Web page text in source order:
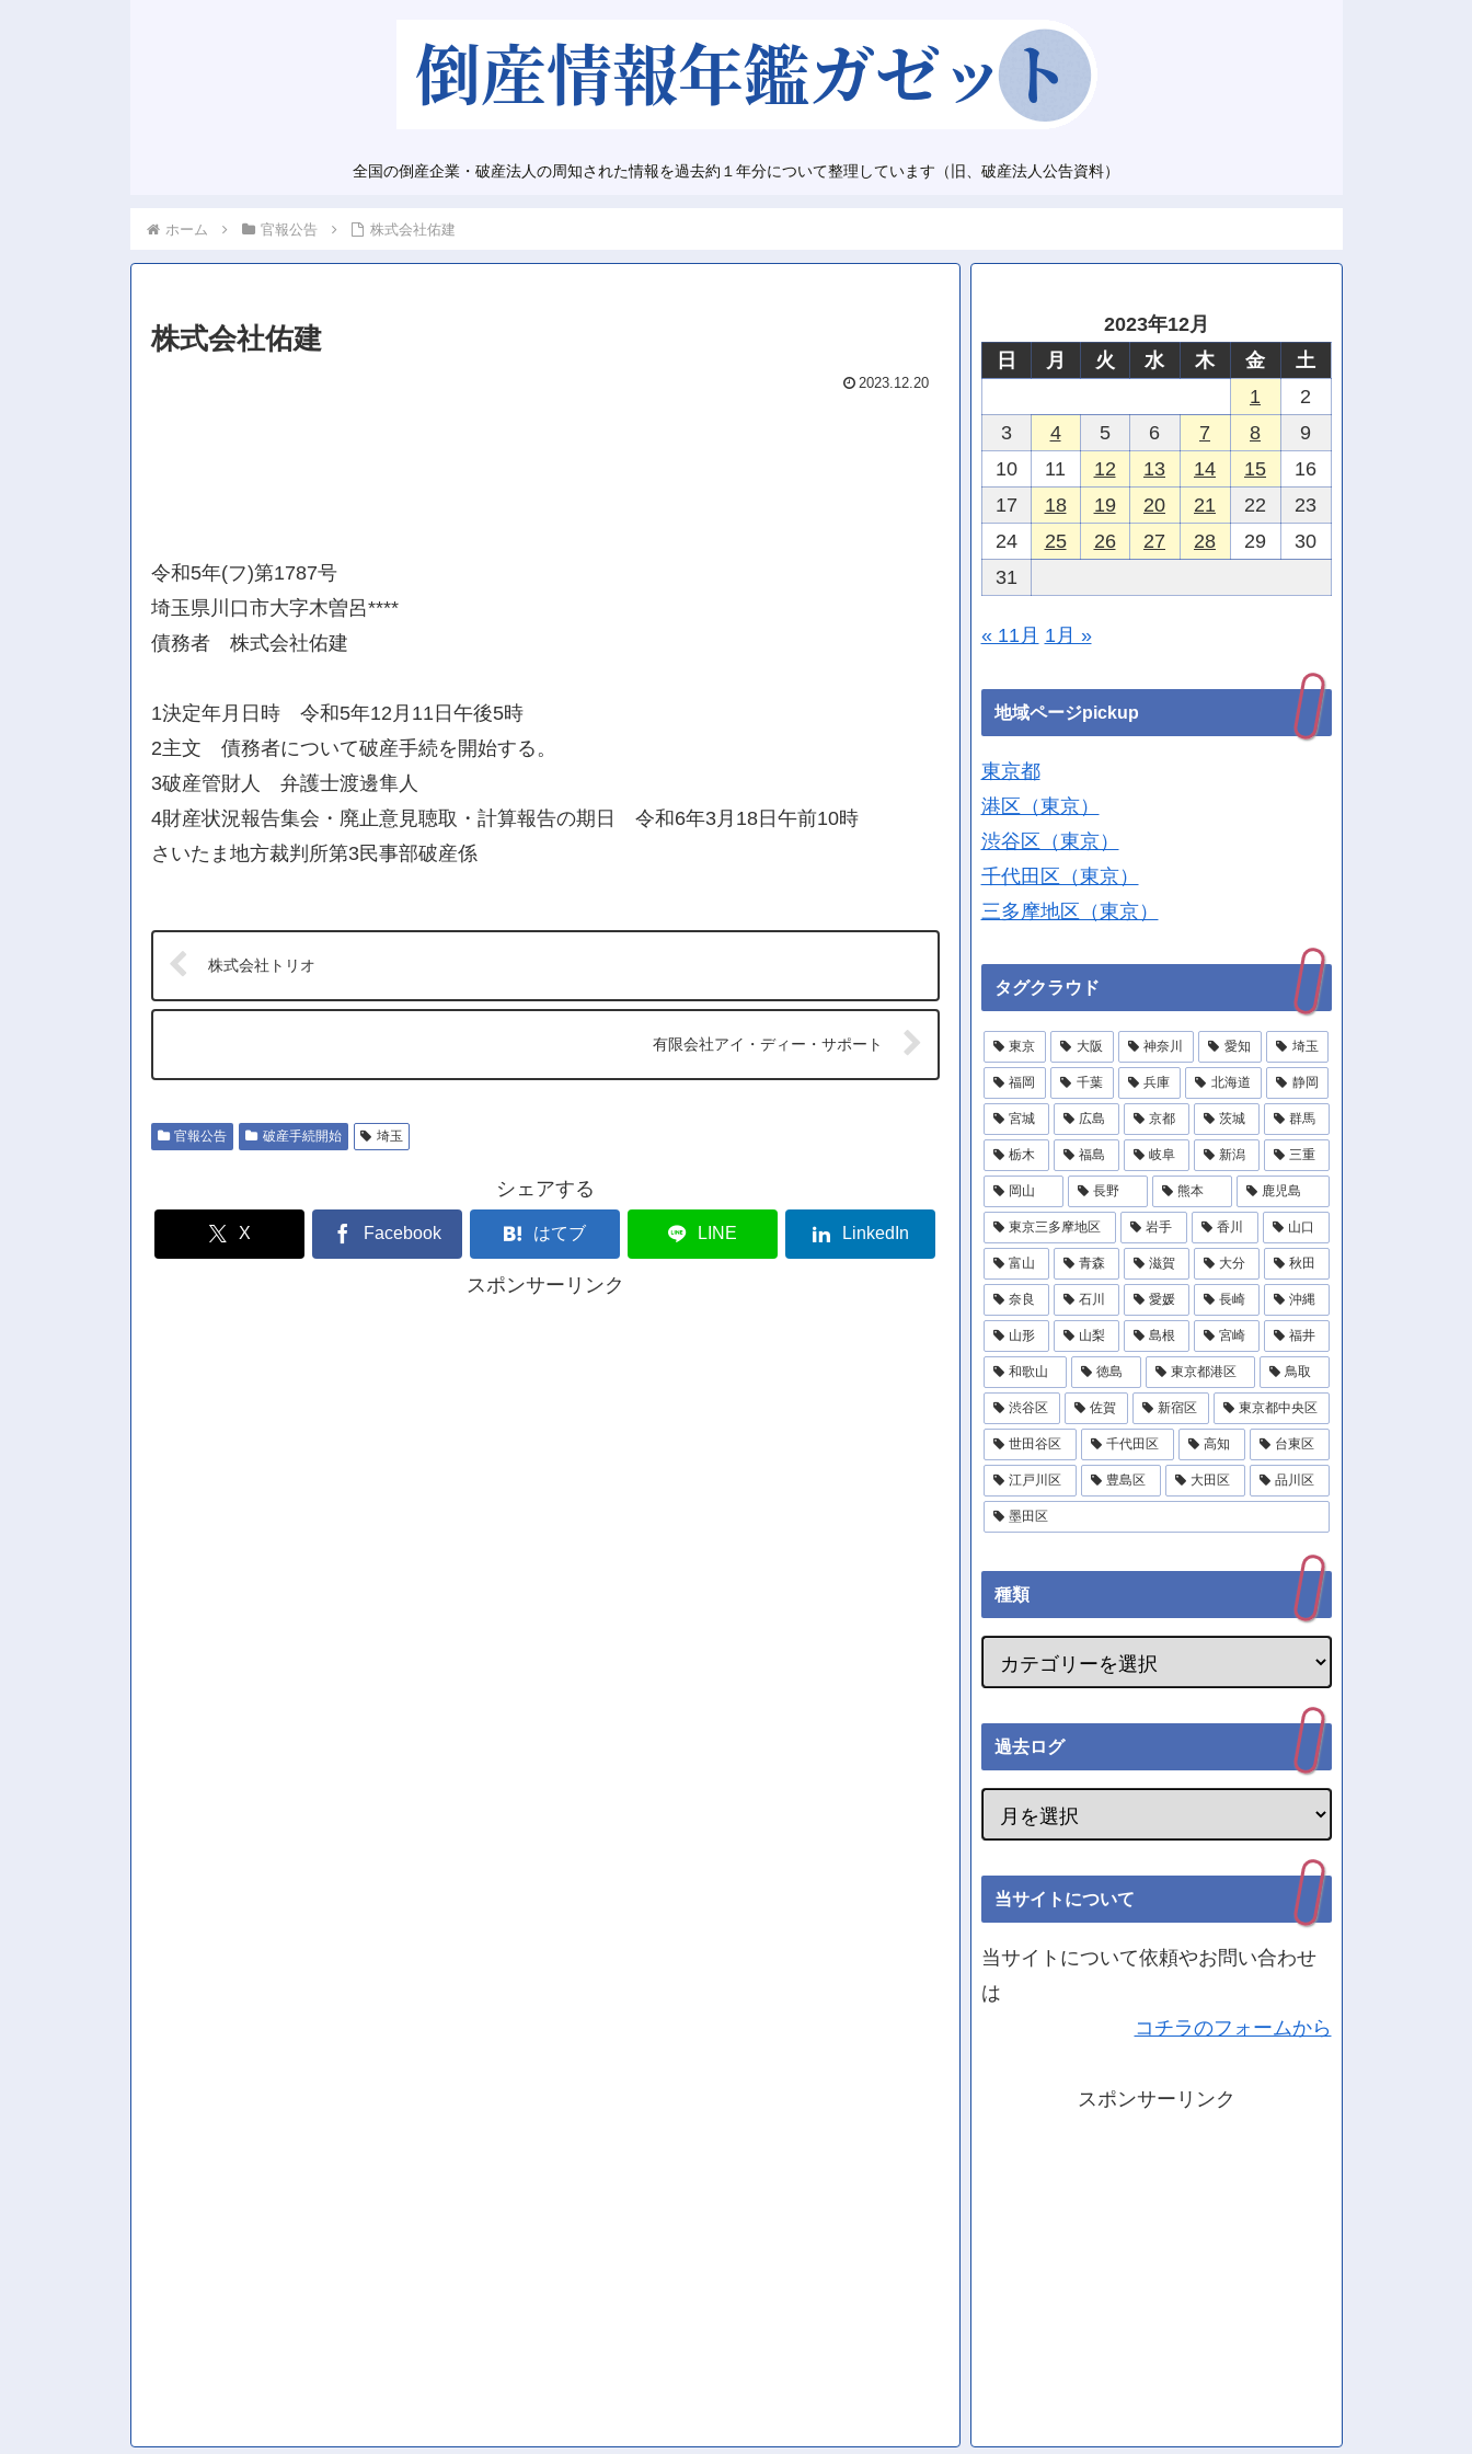
全国の倒産企業・破産法人の周知された情報を過去約１年分について整理しています（旧、破産法人公告資料）
ホーム 官報公告 株式会社佑建
株式会社佑建
2023.12.20
令和5年(フ)第1787号
埼玉県川口市大字木曽呂****
債務者 株式会社佑建
1決定年月日時 令和5年12月11日午後5時
2主文 債務者について破産手続を開始する。
3破産管財人 弁護士渡邊隼人
4財産状況報告集会・廃止意見聴取・計算報告の期日 令和6年3月18日午前10時
さいたま地方裁判所第3民事部破産係
株式会社トリオ
有限会社アイ・ディー・サポート
官報公告 破産手続開始 埼玉
シェアする
X Facebook はてブ LINE LinkedIn
スポンサーリンク
2023年12月
日
月 火 水 木 金
土
1
2
3
4 5 6 7 8
9
10
11 12 13 14 15
16
17
18 19 20 21 22
23
24
25 26 27 28 29
30
31
« 11月 1月 »
地域ページpickup
東京都
港区（東京）
渋谷区（東京）
千代田区（東京）
三多摩地区（東京）
タグクラウド
東京 大阪 神奈川 愛知 埼玉
福岡 千葉 兵庫 北海道 静岡
宮城 広島 京都 茨城 群馬
栃木 福島 岐阜 新潟 三重
岡山 長野 熊本 鹿児島
東京三多摩地区 岩手 香川 山口
富山 青森 滋賀 大分 秋田
奈良 石川 愛媛 長崎 沖縄
山形 山梨 島根 宮崎 福井
和歌山 徳島 東京都港区 鳥取
渋谷区 佐賀 新宿区 東京都中央区
世田谷区 千代田区 高知 台東区
江戸川区 豊島区 大田区 品川区
墨田区
種類
過去ログ
当サイトについて
当サイトについて依頼やお問い合わせ
は
コチラのフォームから
スポンサーリンク